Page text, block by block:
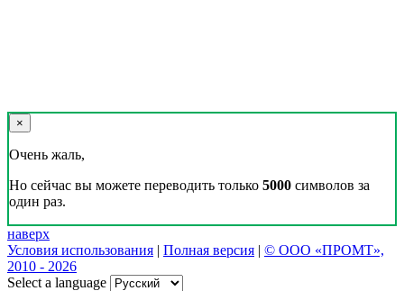
×
Очень жаль,
Но сейчас вы можете переводить только 5000 символов за
один раз.
наверх
Условия использования | Полная версия | © ООО «ПРОМТ»,
2010 - 2026
Select a language